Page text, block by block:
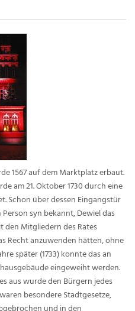
1567 auf dem Marktplatz erbaut.
am 21. Oktober 1730 durch eine
Schon über dessen Eingangstür
syn bekannt, Dewiel das
den Mitgliedern des Rates
Recht anzuwenden hätten, ohne
später (1733) konnte das an
eingeweiht werden.
aus wurde den Bürgern jedes
besondere Stadtgesetze,